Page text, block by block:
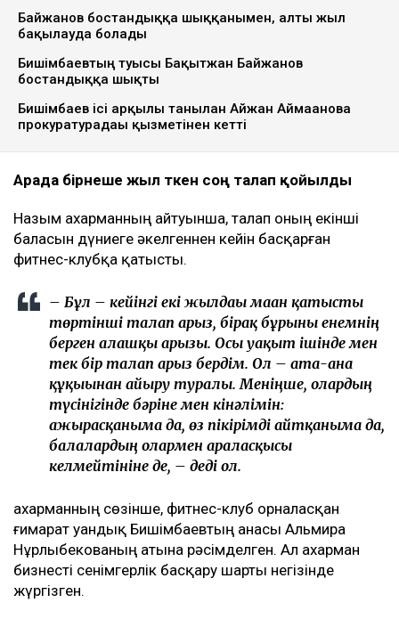
Байжанов бостандыққа шыққанымен, алты жыл
бақылауда болады
Бишімбаевтың туысы Бақытжан Байжанов
бостандыққа шықты
Бишімбаев ісі арқылы танылған Айжан Аймағанова
прокуратурадағы қызметінен кетті
Арада бірнеше жыл өткен соң талап қойылды
Назым Қахарманның айтуынша, талап оның екінші
баласын дүниеге әкелгеннен кейін басқарған
фитнес-клубқа қатысты.
– Бұл – кейінгі екі жылдағы маған қатысты
төртінші талап арыз, бірақ бұрынғы енемнің
берген алғашқы арызы. Осы уақыт ішінде мен
тек бір талап арыз бердім. Ол – ата-ана
құқығынан айыру туралы. Меніңше, олардың
түсінігінде бәріне мен кінәлімін:
ажырасқаныма да, өз пікірімді айтқаныма да,
балалардың олармен араласқысы
келмейтініне де, – деді ол.
Қахарманның сөзінше, фитнес-клуб орналасқан
ғимарат Қуандық Бишімбаевтың анасы Альмира
Нұрлыбекованың атына рәсімделген. Ал Қахарман
бизнесті сенімгерлік басқару шарты негізінде
жүргізген.